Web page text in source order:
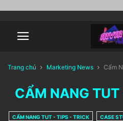
Trang chủ Marketing News Cẩm
CẨM NANG
CẨM NANG TUT - TIPS - TRICK CASE